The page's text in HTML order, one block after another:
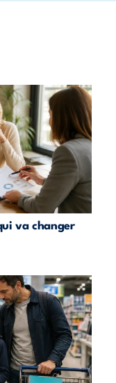
va changer